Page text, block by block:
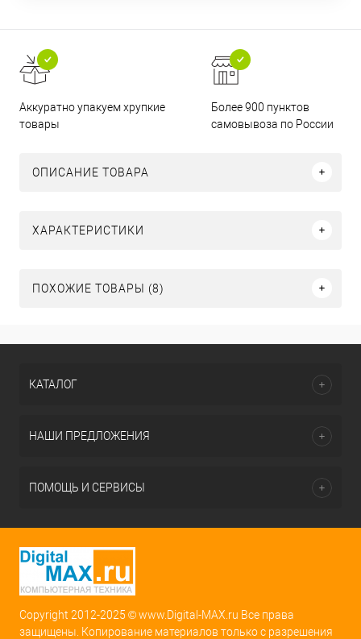
Аккуратно упакуем хрупкие
товары
Более 900 пунктов
самовывоза по России
ОПИСАНИЕ ТОВАРА
ХАРАКТЕРИСТИКИ
ПОХОЖИЕ ТОВАРЫ (8)
КАТАЛОГ
НАШИ ПРЕДЛОЖЕНИЯ
ПОМОЩЬ И СЕРВИСЫ
Copyright 2012-2025 © www.Digital-MAX.ru Все права
защищены. Копирование материалов только с разрешения